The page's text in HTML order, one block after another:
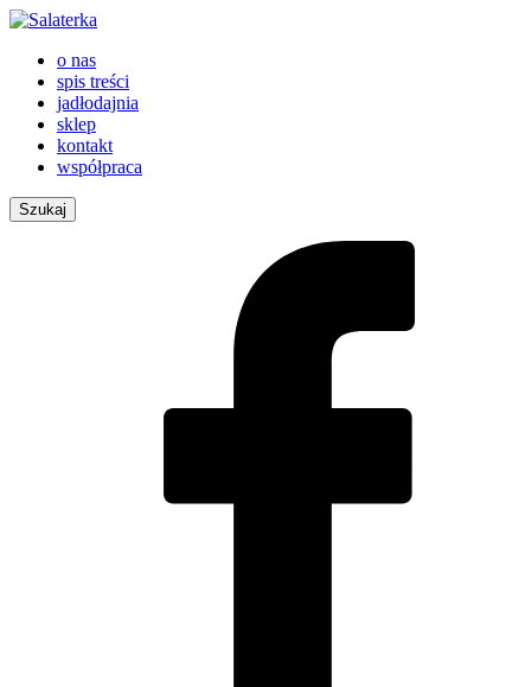
o nas
spis treści
jadłodajnia
sklep
kontakt
współpraca
Szukaj